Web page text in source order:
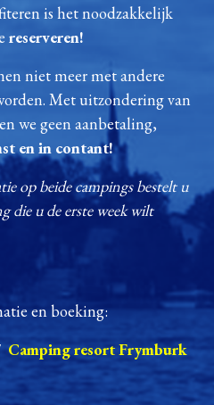
is het noodzakkelijk
reserveren!
niet meer met andere
Met uitzondering van
we geen aanbetaling,
en in contant!
op beide campings bestelt u
die u de erste week wilt
en boeking:
Camping resort Frymburk